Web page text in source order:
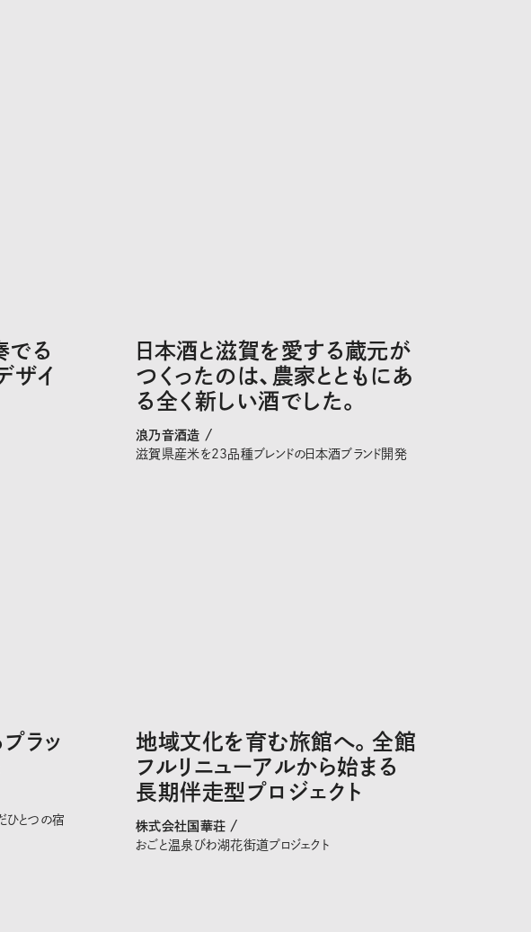
でる
ザイ
日本酒と滋賀を愛する蔵元が
つくったのは、農家とともにあ
る全く新しい酒でした。
浪乃音酒造 /
滋賀県産米を23品種ブレンドの日本酒ブランド開発
ラッ
ひとつの宿
地域文化を育む旅館へ。全館
フルリニューアルから始まる
長期伴走型プロジェクト
株式会社国華荘 /
おごと温泉びわ湖花街道プロジェクト